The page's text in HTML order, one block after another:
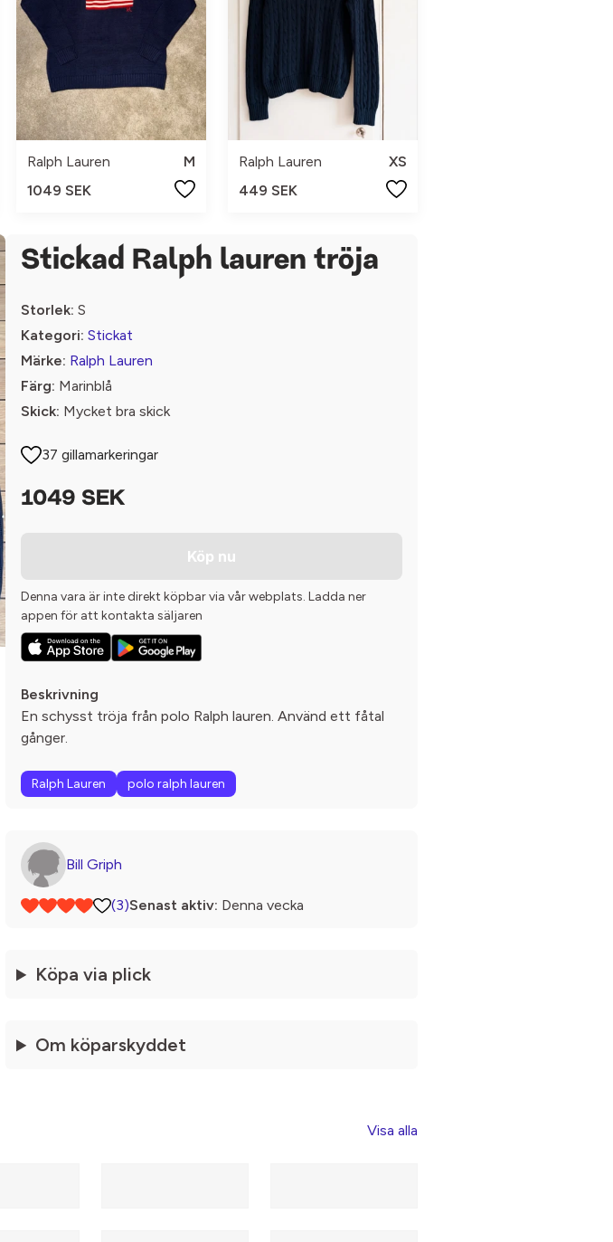
Ralph Lauren
M
1049 SEK
Ralph Lauren
XS
449 SEK
Stickad Ralph lauren tröja
Storlek: S
Kategori: Stickat
Märke: Ralph Lauren
Färg: Marinblå
Skick: Mycket bra skick
37 gillamarkeringar
1049 SEK
Köp nu
Denna vara är inte direkt köpbar via vår webplats. Ladda ner
appen för att kontakta säljaren
Beskrivning
En schysst tröja från polo Ralph lauren. Använd ett fåtal
gånger.
Ralph Lauren polo ralph lauren
Bill Griph
(3)Senast aktiv: Denna vecka
Köpa via plick
Om köparskyddet
Visa alla